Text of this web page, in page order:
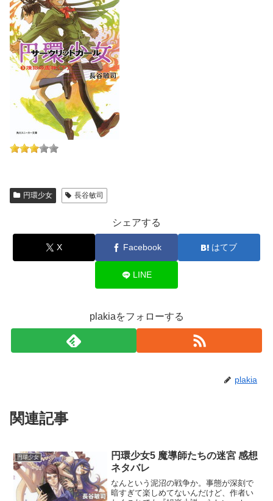
円環少女 長谷敏司
シェアする
X Facebook はてブ
LINE
plakiaをフォローする
plakia
関連記事
円環少女
円環少女5 魔導師たちの迷宮 感想
ネタバレ
なんという泥沼の戦争か。事態が深刻で
暗すぎて楽しめてないんだけど、作者い